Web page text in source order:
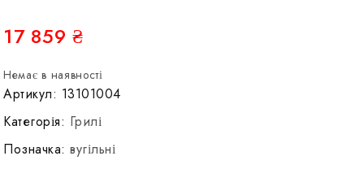
17 859 ₴
Немає в наявності
Артикул: 13101004
Категорія: Грилі
Позначка: вугільні